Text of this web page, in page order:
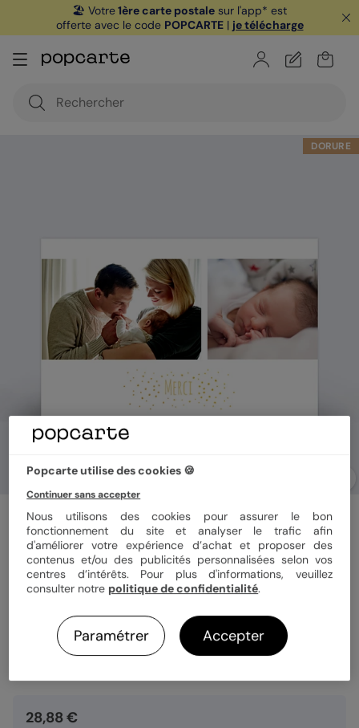
🏖️ Votre1ère carte postale sur l'app* est
offerte avec le code POPCARTE| je télécharge
DORURE
Carte remerciement naissance
Dorure Poussière d'Étoiles 2 Photos
Format
Quantité 8 cartes
28,88 €
Popcarte utilise des cookies 🍪
Continuer sans accepter
Nous utilisons des cookies pour assurer le bon
fonctionnement du site et analyser le trafic afin
d'améliorer votre expérience d’achat et proposer des
contenus et/ou des publicités personnalisées selon vos
centres d’intérêts. Pour plus d'informations, veuillez
consulter notre politique de confidentialité.
Paramétrer Accepter